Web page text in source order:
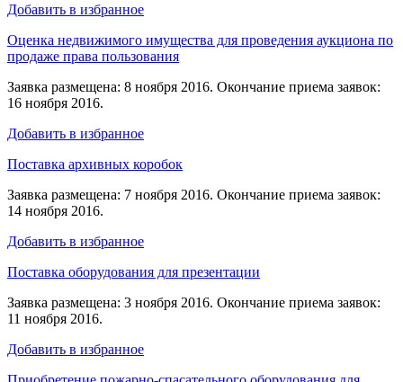
Добавить в избранное
Оценка недвижимого имущества для проведения аукциона по
продаже права пользования
Заявка размещена: 8 ноября 2016. Окончание приема заявок:
16 ноября 2016.
Добавить в избранное
Поставка архивных коробок
Заявка размещена: 7 ноября 2016. Окончание приема заявок:
14 ноября 2016.
Добавить в избранное
Поставка оборудования для презентации
Заявка размещена: 3 ноября 2016. Окончание приема заявок:
11 ноября 2016.
Добавить в избранное